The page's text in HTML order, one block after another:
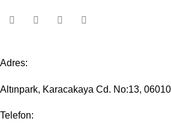
Adres:
Altınpark, Karacakaya Cd. No:13,
Telefon: